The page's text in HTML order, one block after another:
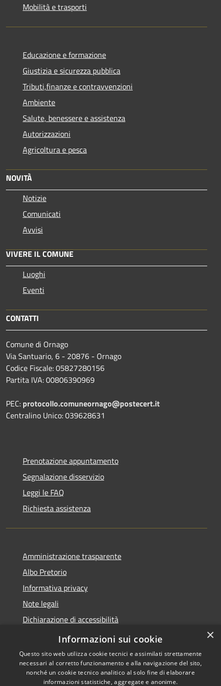
Mobilità e trasporti
Educazione e formazione
Giustizia e sicurezza pubblica
Tributi,finanze e contravvenzioni
Ambiente
Salute, benessere e assistenza
Autorizzazioni
Agricoltura e pesca
NOVITÀ
Notizie
Comunicati
Avvisi
VIVERE IL COMUNE
Luoghi
Eventi
CONTATTI
Comune di Ornago
Via Santuario, 6 - 20876 - Ornago
Codice Fiscale: 05827280156
Partita IVA: 00806390969
PEC: protocollo.comuneornago@postecert.it
Centralino Unico: 039628631
Prenotazione appuntamento
Segnalazione disservizio
Leggi le FAQ
Richiesta assistenza
Amministrazione trasparente
Albo Pretorio
Informativa privacy
Note legali
Dichiarazione di accessibilità
Obiettivi di accessibilità
×
Informazioni sui cookie
Questo sito web utilizza cookie tecnici e assimilati strettamente
necessari al corretto funzionamento e alla navigazione del sito,
nonché un cookie tecnico analitico al solo fine di elaborare
informazioni statistiche, aggregate e anonime.